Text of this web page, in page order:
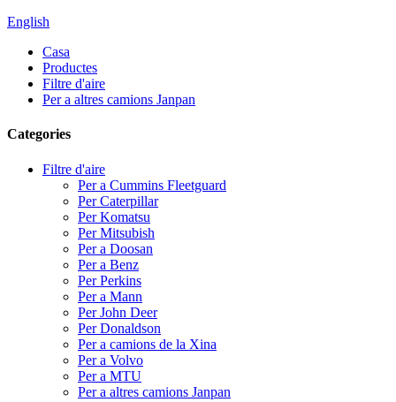
English
Casa
Productes
Filtre d'aire
Per a altres camions Janpan
Categories
Filtre d'aire
Per a Cummins Fleetguard
Per Caterpillar
Per Komatsu
Per Mitsubish
Per a Doosan
Per a Benz
Per Perkins
Per a Mann
Per John Deer
Per Donaldson
Per a camions de la Xina
Per a Volvo
Per a MTU
Per a altres camions Janpan